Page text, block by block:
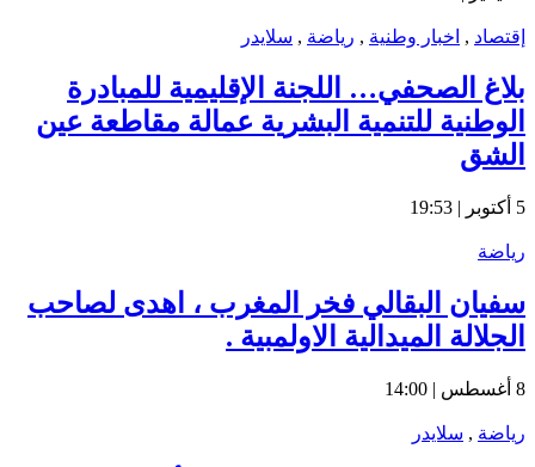
إقتصاد , اخبار وطنية , رياضة , سلايدر
بلاغ الصحفي… اللجنة الإقليمية للمبادرة
الوطنية للتنمية البشرية عمالة مقاطعة عين
الشق
5 أكتوبر | 19:53
رياضة
سفيان البقالي فخر المغرب ، اهدى لصاحب
الجلالة الميدالية الاولمبية .
8 أغسطس | 14:00
رياضة , سلايدر